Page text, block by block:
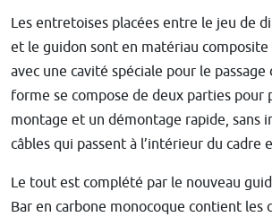
Les entretoises placées entre le jeu de
et le guidon sont en matériau
avec une cavité spéciale pour le passage
forme se compose de deux parties pour
montage et un démontage rapide, sans
câbles qui passent à l’intérieur du cadre
Le tout est complété par le nouveau
Bar en carbone monocoque contient les